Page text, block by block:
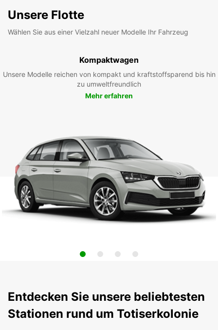
Unsere Flotte
Wählen Sie aus einer Vielzahl neuer Modelle Ihr Fahrzeug
Kompaktwagen
Unsere Modelle reichen von kompakt und kraftstoffsparend bis hin
zu umweltfreundlich
Mehr erfahren
Entdecken Sie unsere beliebtesten
Stationen rund um Totiserkolonie